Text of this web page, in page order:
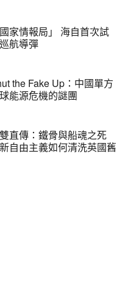
家情報局」 海自首次試
航導彈
the Fake Up：中國單方
能源危機的謎團
雙直傳：鐵骨與船魂之死
自由主義如何清洗英國舊
會遊行陸續有來？一文盡
動
法例雜亂互相矛盾家長易
麼按摩院要領牌？顧客涉